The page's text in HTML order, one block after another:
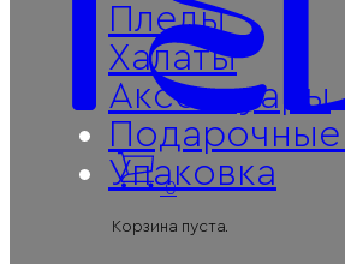
0
Корзина пуста.
Пледы
Халаты
Аксессуары
Упаковка